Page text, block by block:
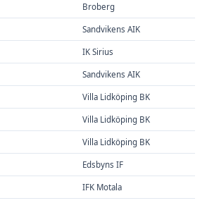
Broberg
Sandvikens AIK
IK Sirius
Sandvikens AIK
Villa Lidköping BK
Villa Lidköping BK
Villa Lidköping BK
Edsbyns IF
IFK Motala